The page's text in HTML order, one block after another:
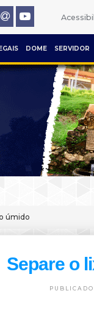
DOME SERVIDOR
úmido
Separe o